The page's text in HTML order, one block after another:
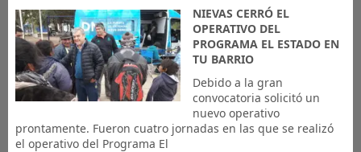
NIEVAS CERRÓ EL
OPERATIVO DEL
PROGRAMA EL ESTADO EN
TU BARRIO
Debido a la gran
convocatoria solicitó un
nuevo operativo
prontamente. Fueron cuatro jornadas en las que se realizó
el operativo del Programa El